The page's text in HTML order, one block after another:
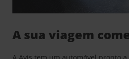
A sua viagem